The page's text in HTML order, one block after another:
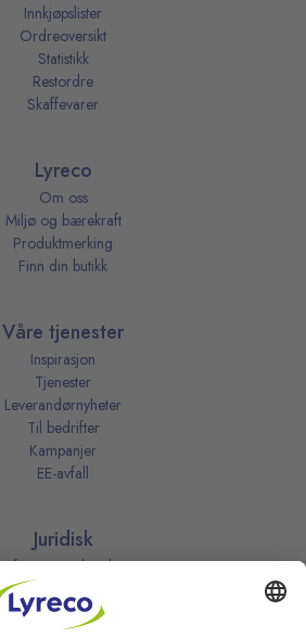
Innkjøpslister
Ordreoversikt
Statistikk
Restordre
Skaffevarer
Lyreco
Om oss
Miljø og bærekraft
Produktmerking
Finn din butikk
Våre tjenester
Inspirasjon
Tjenester
Leverandørnyheter
Til bedrifter
Kampanjer
EE-avfall
Juridisk
Informasjonskapsler
Kjøpsbetingelser
Personvernerklæring